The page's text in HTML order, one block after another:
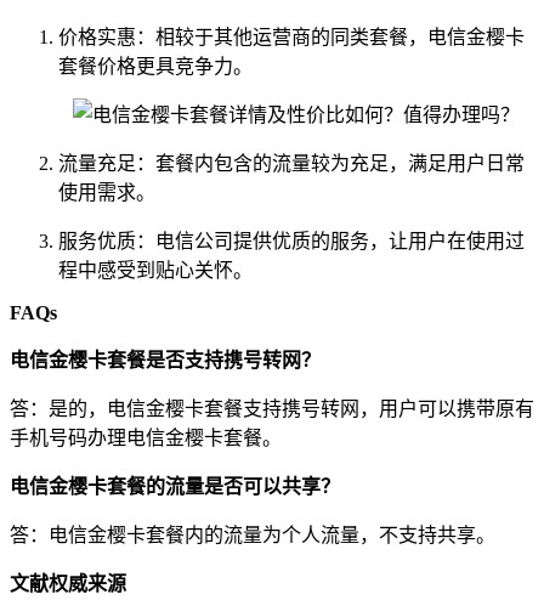
价格实惠：相较于其他运营商的同类套餐，电信金樱卡
套餐价格更具竞争力。
流量充足：套餐内包含的流量较为充足，满足用户日常
使用需求。
服务优质：电信公司提供优质的服务，让用户在使用过
程中感受到贴心关怀。
FAQs
电信金樱卡套餐是否支持携号转网？
答：是的，电信金樱卡套餐支持携号转网，用户可以携带原有
手机号码办理电信金樱卡套餐。
电信金樱卡套餐的流量是否可以共享？
答：电信金樱卡套餐内的流量为个人流量，不支持共享。
文献权威来源